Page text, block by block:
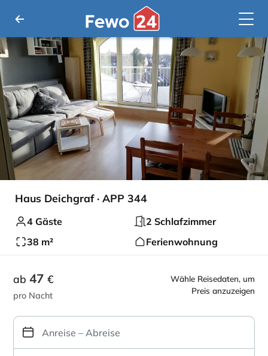
Haus Deichgraf · APP 344
4 Gäste
2 Schlafzimmer
38 m²
Ferienwohnung
Wähle Reisedaten, um
Preis anzuzeigen
ab 47 €
pro Nacht